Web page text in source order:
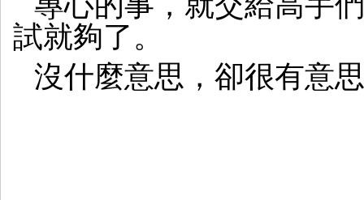
試就夠了。
沒什麼意思，卻很有意